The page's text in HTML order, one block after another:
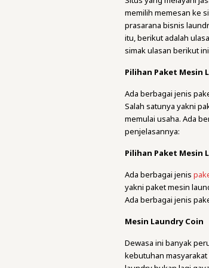
memilih memesan ke
prasarana bisnis
itu, berikut adalah
simak ulasan berikut
Pilihan Paket Mesin
Ada berbagai jenis
Salah satunya yakni
memulai usaha. Ada
penjelasannya:
Pilihan Paket Mesin
Ada berbagai jenis
yakni paket mesin
Ada berbagai jenis
Mesin Laundry Coin
Dewasa ini banyak
kebutuhan